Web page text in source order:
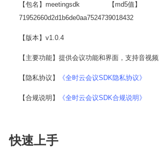
【包名】meetingsdk 【md5值】
71952660d2d1b6de0aa7524739018432
【版本】v1.0.4
【主要功能】提供会议功能和界面，支持音视
【隐私协议】 《全时云会议SDK隐私协议》
【合规说明】 《全时云会议SDK合规说明》
快速上手